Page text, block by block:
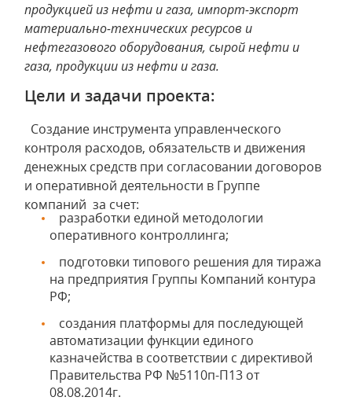
продукцией из нефти и газа, импорт-экспорт
материально-технических ресурсов и
нефтегазового оборудования, сырой нефти и
газа, продукции из нефти и газа.
Цели и задачи проекта:
Создание инструмента управленческого
контроля расходов, обязательств и движения
денежных средств при согласовании договоров
и оперативной деятельности в Группе
компаний за счет:
разработки единой методологии
оперативного контроллинга;
подготовки типового решения для тиража
на предприятия Группы Компаний контура
РФ;
создания платформы для последующей
автоматизации функции единого
казначейства в соответствии с директивой
Правительства РФ №5110п-П13 от
08.08.2014г.